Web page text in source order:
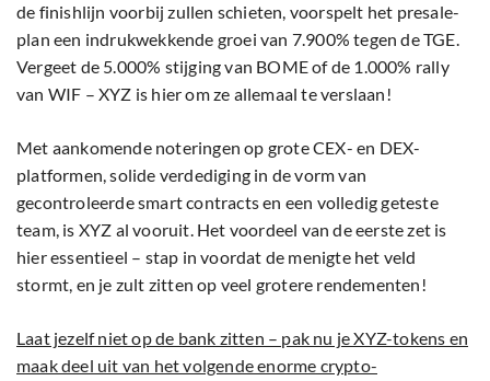
de finishlijn voorbij zullen schieten, voorspelt het presale-
plan een indrukwekkende groei van 7.900% tegen de TGE.
Vergeet de 5.000% stijging van BOME of de 1.000% rally
van WIF – XYZ is hier om ze allemaal te verslaan!
Met aankomende noteringen op grote CEX- en DEX-
platformen, solide verdediging in de vorm van
gecontroleerde smart contracts en een volledig geteste
team, is XYZ al vooruit. Het voordeel van de eerste zet is
hier essentieel – stap in voordat de menigte het veld
stormt, en je zult zitten op veel grotere rendementen!
Laat jezelf niet op de bank zitten – pak nu je XYZ-tokens en
maak deel uit van het volgende enorme crypto-